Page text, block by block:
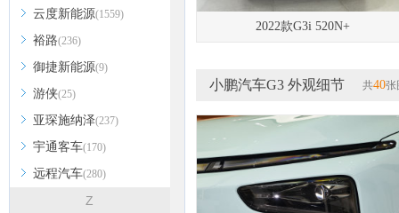
云度新能源(1559)
裕路(236)
御捷新能源(9)
游侠(25)
亚琛施纳泽(237)
宇通客车(170)
远程汽车(280)
Z
2022款G3i 520N+
小鹏汽车G3 外观细节 共40张